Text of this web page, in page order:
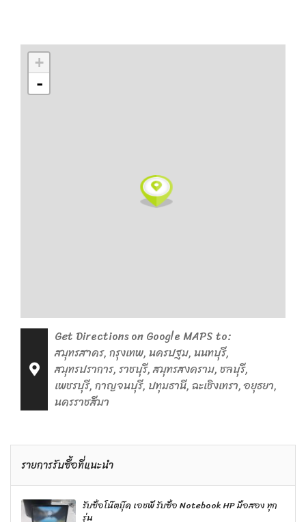
+
-
Get Directions on Google MAPS to:
สมุทรสาคร, กรุงเทพ, นครปฐม, นนทบุรี,
สมุทรปราการ, ราชบุรี, สมุทรสงคราม, ชลบุรี,
เพชรบุรี, กาญจนบุรี, ปทุมธานี, ฉะเชิงเทรา, อยุธยา,
นครราชสีมา
รายการรับซื้อที่แนะนำ
รับซื้อโน๊ตบุ๊ค เอชพี รับซื้อ Notebook HP มือสอง ทุก
รุ่น